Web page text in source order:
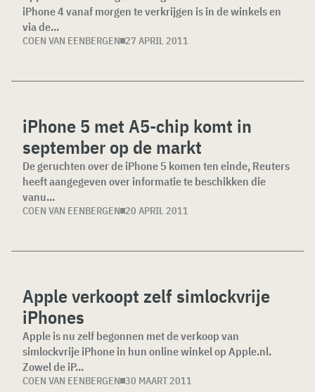
iPhone 4 vanaf morgen te verkrijgen is in de winkels en
via de...
COEN VAN EENBERGEN 27 APRIL 2011
iPhone 5 met A5-chip komt in
september op de markt
De geruchten over de iPhone 5 komen ten einde, Reuters
heeft aangegeven over informatie te beschikken die
vanu...
COEN VAN EENBERGEN 20 APRIL 2011
Apple verkoopt zelf simlockvrije
iPhones
Apple is nu zelf begonnen met de verkoop van
simlockvrije iPhone in hun online winkel op Apple.nl.
Zowel de iP...
COEN VAN EENBERGEN 30 MAART 2011